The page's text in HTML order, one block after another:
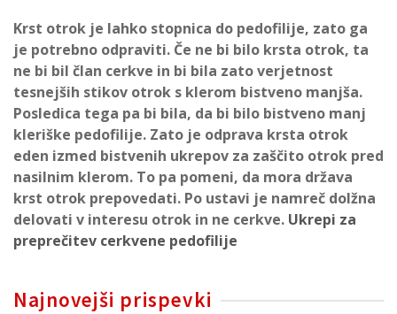
Krst otrok je lahko stopnica do pedofilije, zato ga
je potrebno odpraviti. Če ne bi bilo krsta otrok, ta
ne bi bil član cerkve in bi bila zato verjetnost
tesnejših stikov otrok s klerom bistveno manjša.
Posledica tega pa bi bila, da bi bilo bistveno manj
kleriške pedofilije. Zato je odprava krsta otrok
eden izmed bistvenih ukrepov za zaščito otrok pred
nasilnim klerom. To pa pomeni, da mora država
krst otrok prepovedati. Po ustavi je namreč dolžna
delovati v interesu otrok in ne cerkve. Ukrepi za
preprečitev cerkvene pedofilije
Najnovejši prispevki